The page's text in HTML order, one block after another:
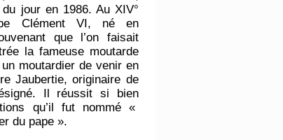
jour en 1986. Au XIV°
Clément VI, né en
que l’on faisait
la fameuse moutarde
moutardier de venir en
Jaubertie, originaire de
Il réussit si bien
qu’il fut nommé «
du pape ».